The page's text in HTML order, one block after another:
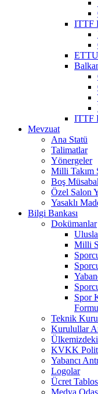
ITTF
ITTF
Mevzuat
Ana Statü
Talimatlar
Yönergeler
Milli Takım
Boş
Özel Salon
Yasaklı
Bilgi Bankası
Dokümanlar
Milli
Spor
Formu
Teknik
Kurulullar
KVKK
Yabancı
Logolar
Ücret
Medya